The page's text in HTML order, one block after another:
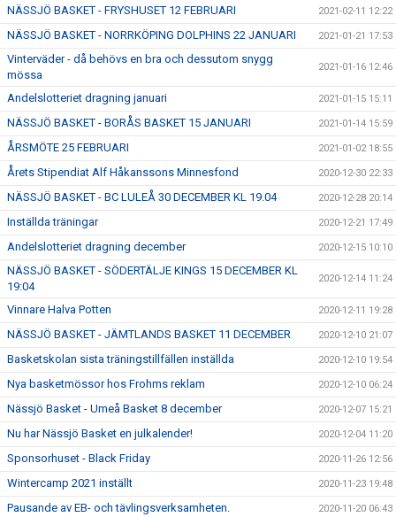
NÄSSJÖ BASKET - FRYSHUSET 12 FEBRUARI 2021-02-11 12:22
NÄSSJÖ BASKET - NORRKÖPING DOLPHINS 22 JANUARI 2021-01-21 17:53
Vinterväder - då behövs en bra och dessutom snygg
mössa
2021-01-16 12:46
Andelslotteriet dragning januari 2021-01-15 15:11
NÄSSJÖ BASKET - BORÅS BASKET 15 JANUARI 2021-01-14 15:59
ÅRSMÖTE 25 FEBRUARI 2021-01-02 18:55
Årets Stipendiat Alf Håkanssons Minnesfond 2020-12-30 22:33
NÄSSJÖ BASKET - BC LULEÅ 30 DECEMBER KL 19.04 2020-12-28 20:14
Inställda träningar 2020-12-21 17:49
Andelslotteriet dragning december 2020-12-15 10:10
NÄSSJÖ BASKET - SÖDERTÄLJE KINGS 15 DECEMBER KL
19:04
2020-12-14 11:24
Vinnare Halva Potten 2020-12-11 19:28
NÄSSJÖ BASKET - JÄMTLANDS BASKET 11 DECEMBER 2020-12-10 21:07
Basketskolan sista träningstillfällen inställda 2020-12-10 19:54
Nya basketmössor hos Frohms reklam 2020-12-10 06:24
Nässjö Basket - Umeå Basket 8 december 2020-12-07 15:21
Nu har Nässjö Basket en julkalender! 2020-12-04 11:20
Sponsorhuset - Black Friday 2020-11-26 12:56
Wintercamp 2021 inställt 2020-11-23 19:48
Pausande av EB- och tävlingsverksamheten. 2020-11-20 06:43